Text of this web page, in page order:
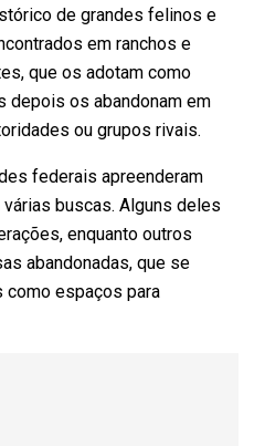
de grandes felinos e
em ranchos e
que os adotam como
depois os abandonam em
ou grupos rivais.
federais apreenderam
buscas. Alguns deles
enquanto outros
abandonadas, que se
como espaços para